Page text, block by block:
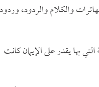
والكلام والردود، وردود
بها يقدر على الإيمان كانت